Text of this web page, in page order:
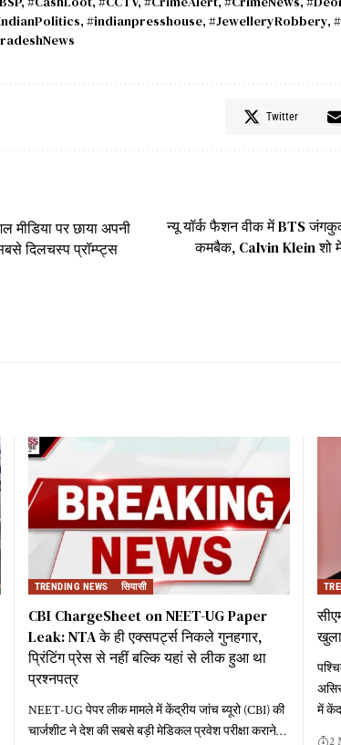
, #indianpresshouse, #JewelleryRobbery,
Twitter
पर छाया अपनी
दिलचस्प प्रॉम्प्ट्स
न्यू यॉर्क फैशन वीक में BTS
कमबैक, Calvin Klein शो
TRENDING NEWS सियासी
CBI ChargeSheet on NEET-UG Paper
Leak: NTA के ही एक्सपर्ट्स निकले गुनहगार,
प्रिंटिंग प्रेस से नहीं बल्कि यहां से लीक हुआ था
प्रश्नपत्र
NEET-UG पेपर लीक मामले में केंद्रीय जांच ब्यूरो (CBI) की
चार्जशीट ने देश की सबसे बड़ी मेडिकल प्रवेश परीक्षा कराने…
में
2